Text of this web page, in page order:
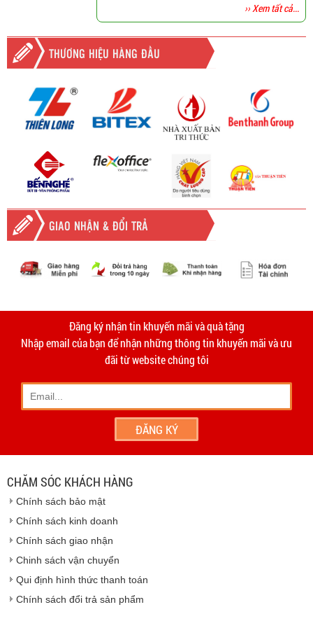
›› Xem tất cả...
THƯƠNG HIỆU HÀNG ĐẦU
GIAO NHẬN & ĐỔI TRẢ
Dương
- Phương thức vận chuyển do hai bên thỏa thuận và thực
hiện trên tinh thần hợp tác, thiện chí.
- Khách hàng có thể đếngiao dịch trực tiếp tạicông ty
- Hoặc chúng tôi sẽcử nhân viên giao hàng
địa chỉ khách hàng cung cấp.
hạn 10 ngày
Vinhempich
CAM KẾT CHẤT LƯỢNG
Đăng ký nhận tin khuyến mãi và quà tặng
Nhập email của bạn để nhận những thông tin khuyến mãi và ưu
đãi từ website chúng tôi
CHĂM SÓC KHÁCH HÀNG
Chính sách bảo mật
Chính sách kinh doanh
Chính sách giao nhận
Chinh sách vận chuyển
Qui định hình thức thanh toán
Chính sách đổi trả sản phẩm